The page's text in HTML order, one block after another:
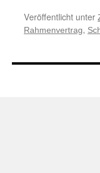
Veröffentlicht unter
Rahmenvertrag,